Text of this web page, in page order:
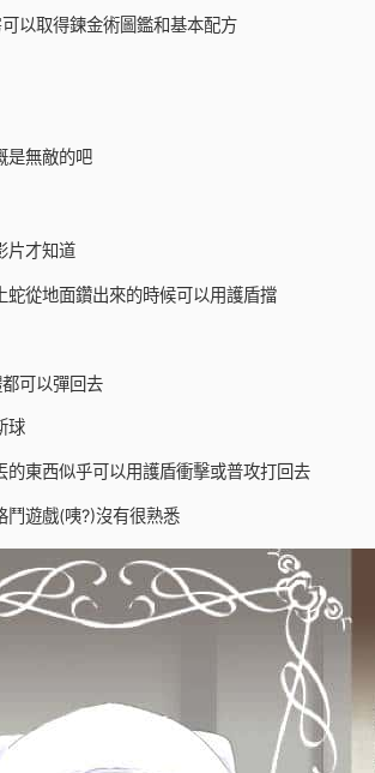
以取得鍊金術圖鑑和基本配方
是無敵的吧
片才知道
蛇從地面鑽出來的時候可以用護盾擋
可以彈回去
球
的東西似乎可以用護盾衝擊或普攻打回去
鬥遊戲(咦?)沒有很熟悉